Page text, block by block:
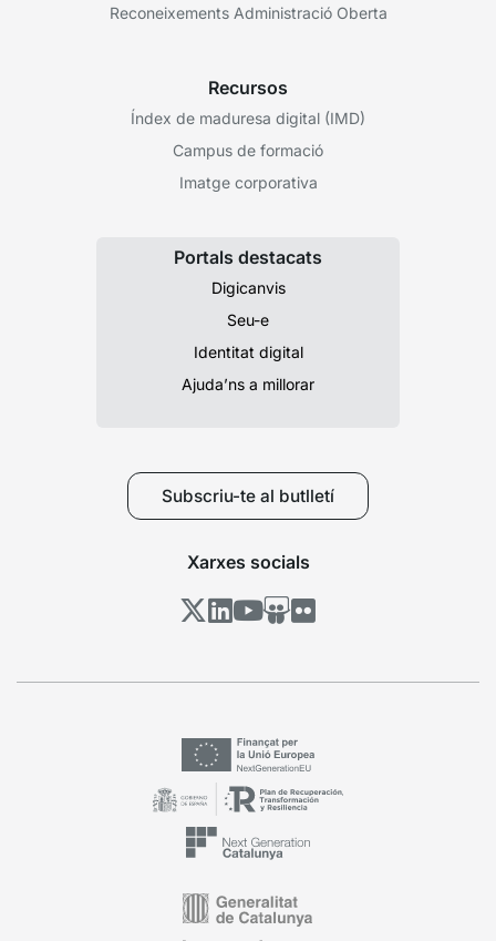
Reconeixements Administració Oberta
Recursos
Índex de maduresa digital (IMD)
Campus de formació
Imatge corporativa
Portals destacats
Digicanvis
Seu-e
Identitat digital
Ajuda’ns a millorar
Subscriu-te al butlletí
Xarxes socials